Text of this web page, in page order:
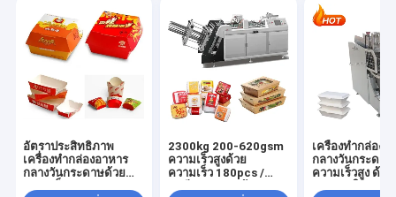
อัตราประสิทธิภาพ
เครื่องทํากล่องอาหาร
กลางวันกระดาษด้วย
2300kg 200-620gsm
ความเร็วสูงด้วย
ความเร็ว 180pcs /
เครื่องทํากล่องอ
กลางวันกระดาษ
ความเร็วสูง ด้ว